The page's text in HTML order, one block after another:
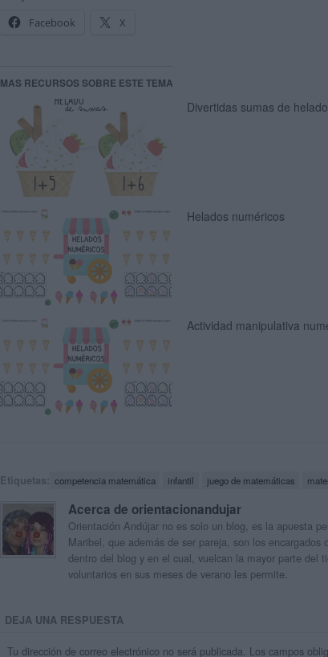
Facebook
X
MAS RECURSOS SOBRE ESTE TEMA
Divertidas sumas de
Helados numéricos
Actividad manipulativa
Etiquetas: competencia matemática infantil juego de matemáticas
Acerca de orientacionandujar
Orientación Andújar no es solo un blog, es la apuesta
Maribel, que además de ser pareja, son los encargados
dentro del blog y en el cual, vuelcan la mayor parte del
voluntarios en sus meses de verano les permite.
DEJA UNA RESPUESTA
Tu dirección de correo electrónico no será publicada. Los campos